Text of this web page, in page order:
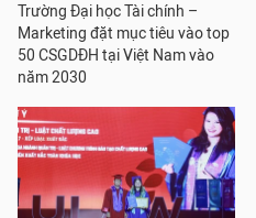
Trường Đại học Tài chính –
Marketing đặt mục tiêu vào top
50 CSGDĐH tại Việt Nam vào
năm 2030